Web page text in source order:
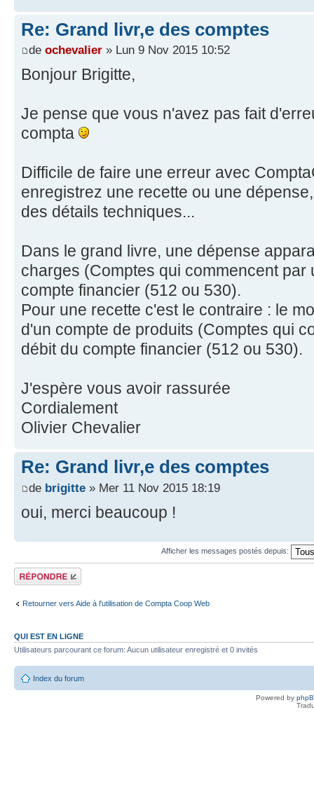
Re: Grand livr,e des comptes
de ochevalier » Lun 9 Nov 2015 10:52
Bonjour Brigitte,
Je pense que vous n'avez pas fait
compta
Difficile de faire une erreur avec
enregistrez une recette ou une
des détails techniques...
Dans le grand livre, une dépense
charges (Comptes qui commencent par
compte financier (512 ou 530).
Pour une recette c'est le contraire : le
d'un compte de produits (Comptes qui
débit du compte financier (512 ou 530).
J'espère vous avoir rassurée
Cordialement
Olivier Chevalier
Re: Grand livr,e des comptes
de brigitte » Mer 11 Nov 2015 18:19
oui, merci beaucoup !
Afficher les messages postés depuis:
Répondre
Retourner vers Aide à l'utilisation de Compta Coop Web
QUI EST EN LIGNE
Utilisateurs parcourant ce forum: Aucun utilisateur enregistré et 0 invités
Index du forum
Powered by